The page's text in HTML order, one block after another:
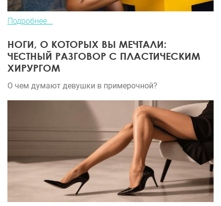
Подробнее...
НОГИ, О КОТОРЫХ ВЫ МЕЧТАЛИ:
ЧЕСТНЫЙ РАЗГОВОР С ПЛАСТИЧЕСКИМ
ХИРУРГОМ
О чем думают девушки в примерочной?